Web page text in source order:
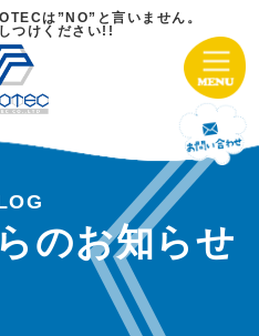
は”NO”と言いません。
つけください!!
のお知らせ